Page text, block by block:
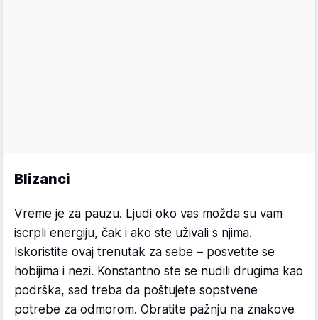
Blizanci
Vreme je za pauzu. Ljudi oko vas možda su vam
iscrpli energiju, čak i ako ste uživali s njima.
Iskoristite ovaj trenutak za sebe – posvetite se
hobijima i nezi. Konstantno ste se nudili drugima kao
podrška, sad treba da poštujete sopstvene
potrebe za odmorom. Obratite pažnju na znakove